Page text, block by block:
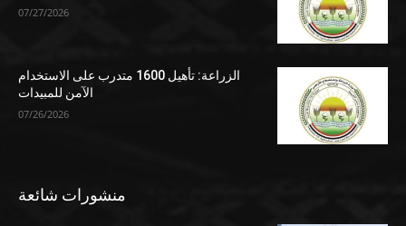
07/27/2026
الزراعة: تأهيل 1600 متدرب على الاستخدام
الآمن للمبيدات
07/26/2026
منشورات شائعة